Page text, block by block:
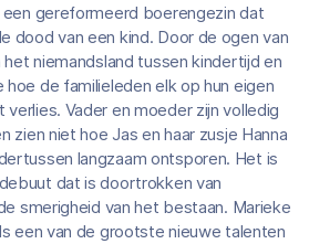
een gereformeerd boerengezin dat
dood van een kind. Door de ogen van
niemandsland tussen kindertijd en
de familieleden elk op hun eigen
Vader en moeder zijn volledig
zien niet hoe Jas en haar zusje Hanna
langzaam ontsporen. Het is
dat is doortrokken van
smerigheid van het bestaan. Marieke
een van de grootste nieuwe talenten